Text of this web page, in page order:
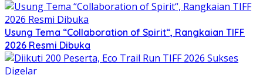
Usung Tema “Collaboration of Spirit“, Rangkaian TIFF
2026 Resmi Dibuka